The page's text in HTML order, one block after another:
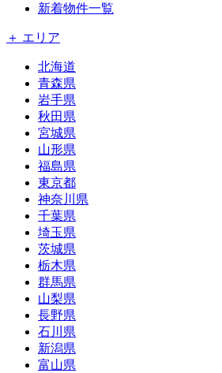
新着物件一覧
＋ エリア
北海道
青森県
岩手県
秋田県
宮城県
山形県
福島県
東京都
神奈川県
千葉県
埼玉県
茨城県
栃木県
群馬県
山梨県
長野県
石川県
新潟県
富山県